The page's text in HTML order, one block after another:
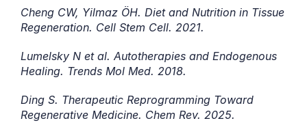
Cheng CW, Yilmaz ÖH. Diet and Nutrition in Tissue
Regeneration. Cell Stem Cell. 2021.
Lumelsky N et al. Autotherapies and Endogenous
Healing. Trends Mol Med. 2018.
Ding S. Therapeutic Reprogramming Toward
Regenerative Medicine. Chem Rev. 2025.